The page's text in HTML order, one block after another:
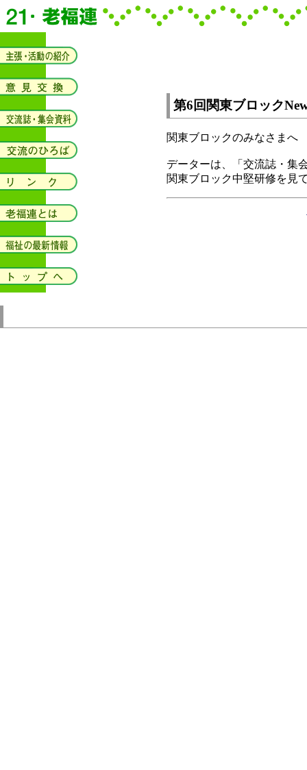
第6回関東ブロック
関東ブロックのみなさまへ
データーは、「交流誌・
関東ブロック中堅研修を見